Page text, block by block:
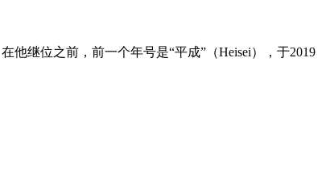
继位之前，前一个年号是“平成”（Heisei），于2019